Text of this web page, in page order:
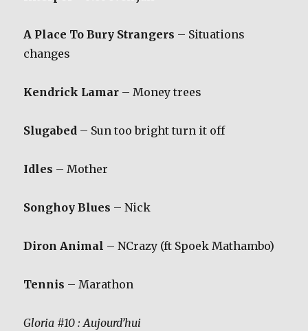
A Place To Bury Strangers – Situations
changes
Kendrick Lamar – Money trees
Slugabed – Sun too bright turn it off
Idles – Mother
Songhoy Blues – Nick
Diron Animal – NCrazy (ft Spoek Mathambo)
Tennis – Marathon
Gloria #10 : Aujourd’hui